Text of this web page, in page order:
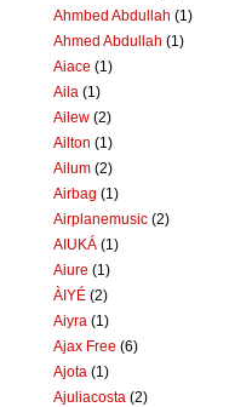
Ahmbed Abdullah (1)
Ahmed Abdullah (1)
Aiace (1)
Aila (1)
Ailew (2)
Ailton (1)
Ailum (2)
Airbag (1)
Airplanemusic (2)
AIUKÁ (1)
Aiure (1)
ÀIYÉ (2)
Aiyra (1)
Ajax Free (6)
Ajota (1)
Ajuliacosta (2)